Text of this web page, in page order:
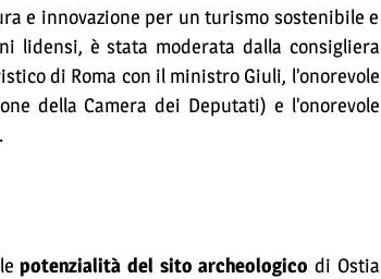
e innovazione per un turismo sostenibile e
lidensi, è stata moderata dalla consigliera
di Roma con il ministro Giuli, l’onorevole
della Camera dei Deputati) e l’onorevole
lepotenzialità del sito archeologico di Ostia